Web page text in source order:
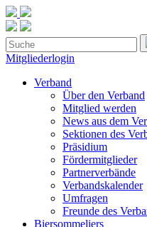
Mitgliederlogin
Verband
Über den Verband
Mitglied werden
News aus dem
Sektionen des
Präsidium
Fördermitglieder
Partnerverbände
Verbandskalender
Umfragen
Freunde des
Biersommeliers